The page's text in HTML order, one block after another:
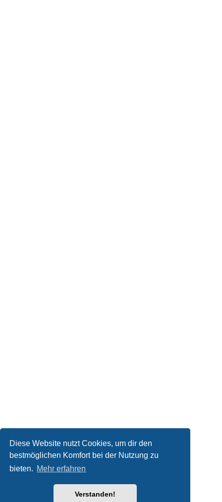
Diese Website nutzt Cookies, um dir den
bestmöglichen Komfort bei der Nutzung zu
bieten. Mehr erfahren
Verstanden!